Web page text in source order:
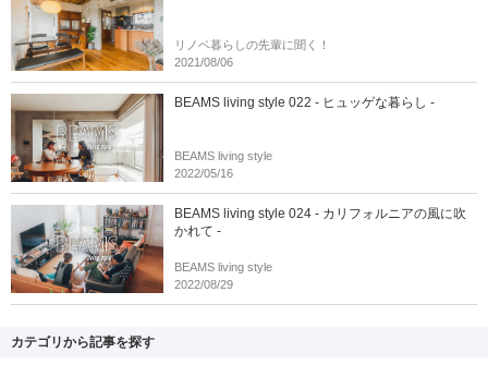
リノベ暮らしの先輩に聞く！
2021/08/06
BEAMS living style 022 - ヒュッゲな暮らし -
BEAMS living style
2022/05/16
BEAMS living style 024 - カリフォルニアの風に吹
かれて -
BEAMS living style
2022/08/29
カテゴリから記事を探す